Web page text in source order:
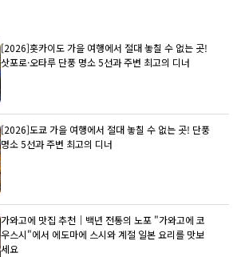
[2026]홋카이도 가을 여행에서 절대 놓칠 수 없는 곳!
삿포로·오타루 단풍 명소 5선과 주변 최고의 디너
[2026]도쿄 가을 여행에서 절대 놓칠 수 없는 곳! 단풍
명소 5선과 주변 최고의 디너
가와고에 맛집 추천｜백년 전통의 노포 "가와고에 코
우스시"에서 에도마에 스시와 계절 일본 요리를 맛보
세요